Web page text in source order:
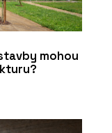
mohou